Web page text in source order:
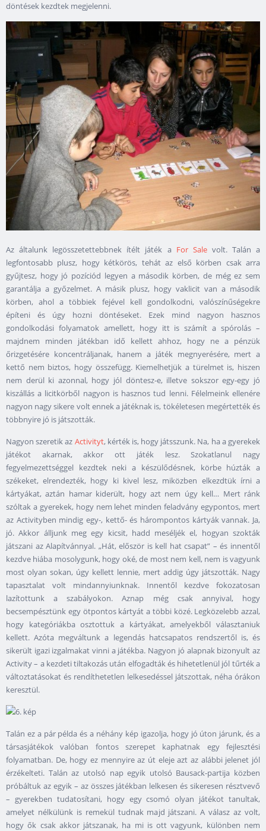
döntések kezdtek megjelenni.
Az általunk legösszetettebbnek ítélt játék a For Salevolt. Talán a
legfontosabb plusz, hogy kétkörös, tehát az első körben csak arra
gyűjtesz, hogy jó pozíciód legyen a második körben, de még ez sem
garantálja a győzelmet. A másik plusz, hogy vaklicit van a második
körben, ahol a többiek fejével kell gondolkodni, valószínűségekre
építeni és úgy hozni döntéseket. Ezek mind nagyon hasznos
gondolkodási folyamatok amellett, hogy itt is számít a spórolás –
majdnem minden játékban idő kellett ahhoz, hogy ne a pénzük
őrizgetésére koncentráljanak, hanem a játék megnyerésére, mert a
kettő nem biztos, hogy összefügg. Kiemelhetjük a türelmet is, hiszen
nem derül ki azonnal, hogy jól döntesz-e, illetve sokszor egy-egy jó
kiszállás a licitkörből nagyon is hasznos tud lenni. Félelmeink ellenére
nagyon nagy sikere volt ennek a játéknak is, tökéletesen megértették és
többnyire jó is játszották.
Nagyon szeretik az Activityt, kérték is, hogy játsszunk. Na, ha a gyerekek
játékot akarnak, akkor ott játék lesz. Szokatlanul nagy
fegyelmezettséggel kezdtek neki a készülődésnek, körbe húzták a
székeket, elrendezték, hogy ki kivel lesz, miközben elkezdtük írni a
kártyákat, aztán hamar kiderült, hogy azt nem úgy kell… Mert ránk
szóltak a gyerekek, hogy nem lehet minden feladvány egypontos, mert
az Activityben mindig egy-, kettő- és hárompontos kártyák vannak. Ja,
jó. Akkor álljunk meg egy kicsit, hadd meséljék el, hogyan szokták
játszani az Alapítvánnyal. „Hát, először is kell hat csapat” – és innentől
kezdve hiába mosolygunk, hogy oké, de most nem kell, nem is vagyunk
most olyan sokan, úgy kellett lennie, mert addig úgy játszották. Nagy
tapasztalat volt mindannyiunknak. Innentől kezdve fokozatosan
lazítottunk a szabályokon. Aznap még csak annyival, hogy
becsempésztünk egy ötpontos kártyát a többi közé. Legközelebb azzal,
hogy kategóriákba osztottuk a kártyákat, amelyekből választaniuk
kellett. Azóta megváltunk a legendás hatcsapatos rendszertől is, és
sikerült igazi izgalmakat vinni a játékba. Nagyon jó alapnak bizonyult az
Activity – a kezdeti tiltakozás után elfogadták és hihetetlenül jól tűrték a
változtatásokat és rendíthetetlen lelkesedéssel játszottak, néha órákon
keresztül.
Talán ez a pár példa és a néhány kép igazolja, hogy jó úton járunk, és a
társasjátékok valóban fontos szerepet kaphatnak egy fejlesztési
folyamatban. De, hogy ez mennyire az út eleje azt az alábbi jelenet jól
érzékelteti. Talán az utolsó nap egyik utolsó Bausack-partija közben
próbáltuk az egyik – az összes játékban lelkesen és sikeresen résztvevő
– gyerekben tudatosítani, hogy egy csomó olyan játékot tanultak,
amelyet nélkülünk is remekül tudnak majd játszani. A válasz az volt,
hogy ők csak akkor játszanak, ha mi is ott vagyunk, különben nem